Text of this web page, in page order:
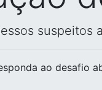
suspeitos
ao desafio